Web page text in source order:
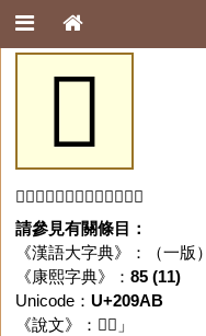
𠦫
「𠦫」字未收錄於本資料庫。
請參見有關條目：
《漢語大字典》：（一版）
《康熙字典》： 85 (11)
Unicode： U+209AB
《說文》：「 𠦫 」